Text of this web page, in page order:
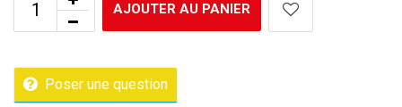
AJOUTER AU PANIER
Poser une question